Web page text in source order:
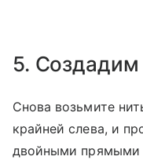
5.
Снова возьмите
крайней слева, и
двойными прямыми